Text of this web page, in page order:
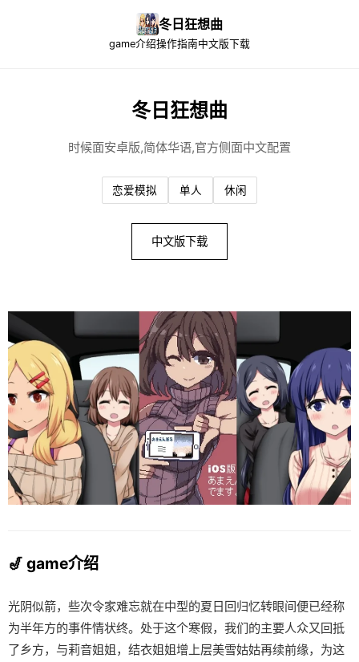
冬日狂想曲
game介绍操作指南中文版下载
冬日狂想曲
时候面安卓版,简体华语,官方侧面中文配置
恋爱模拟 单人 休闲
中文版下载
🎷 game介绍
光阴似箭，些次令家难忘就在中型的夏日回归忆转眼间便已经称
为半年方的事件情状终。处于这个寒假，我们的主要人众又回抵
了乡方，与莉音姐姐，结衣姐姐增上层美雪姑姑再续前缘，为这